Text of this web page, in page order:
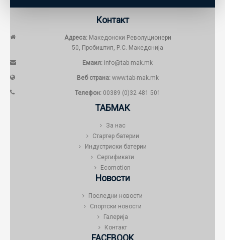
Контакт
Адреса:Македонски Револуционери
50, Пробиштип, Р.С. Македонија
Емаил: info@tab-mak.mk
Веб страна: www.tab-mak.mk
Телефон:00389 (0)32 481 501
ТАБМАК
За нас
Стартер батерии
Индустриски батерии
Сертификати
Ecomotion
Новости
Последни новости
Спортски новости
Галерија
Контакт
FACEBOOK